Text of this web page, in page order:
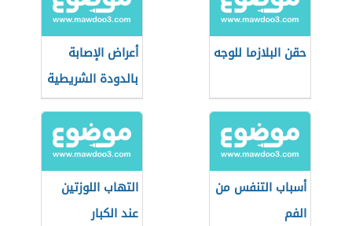
حقن البلازما للوجه
أعراض الإصابة
بالدودة الشريطية
أسباب التنفس من
الفم
التهاب اللوزتين
عند الكبار